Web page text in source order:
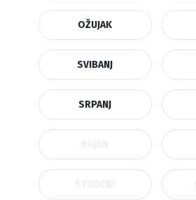
OŽUJAK
SVIBANJ
SRPANJ